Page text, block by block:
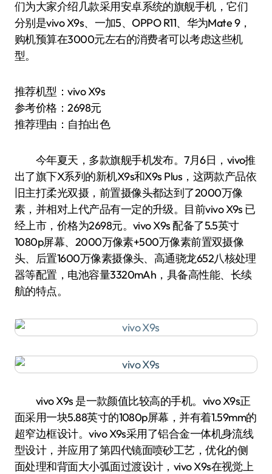
们为大家介绍几款采用安卓系统的旗舰手机，它们
分别是vivo X9s、一加5、OPPO R11、华为Mate 9，
购机预算在3000元左右的消费者可以考虑这些机
型。
推荐机型：vivo X9s
参考价格：2698元
推荐理由：自拍出色
今年夏天，多款旗舰手机发布。7月6日，vivo推
出了旗下X系列的新机X9s和X9s Plus，这两款产品依
旧主打柔光双摄，前置摄像头都达到了2000万像
素，并相对上代产品有一定的升级。目前vivo X9s 已
经上市，价格为2698元。vivo X9s 配备了5.5英寸
1080p屏幕、2000万像素+500万像素前置双摄像
头、后置1600万像素摄像头、高通骁龙652八核处理
器等配置，电池容量3320mAh，具备高性能、长续
航的特点。
vivo X9s 是一款颜值比较高的手机。vivo X9s正
面采用一块5.88英寸的1080p屏幕，并有着1.59mm的
超窄边框设计。vivo X9s采用了铝合金一体机身流线
型设计，并应用了第四代镜面喷砂工艺，优化的侧
面处理和背面大小弧面过渡设计，vivo X9s在视觉上